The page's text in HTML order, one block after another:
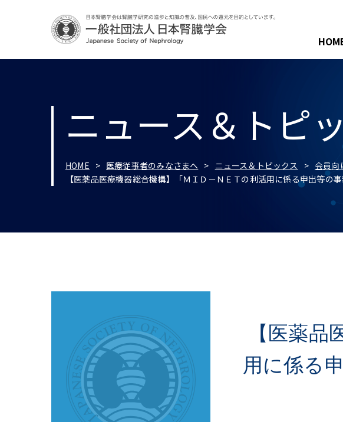
ニュース＆トピ
HOME 医療従事者のみなさまへ ニュース＆トピックス
会員向
【医薬品医療機器総合機構】「ＭＩＤ－ＮＥＴの利活用に係る申出等の
【医薬
用に係る